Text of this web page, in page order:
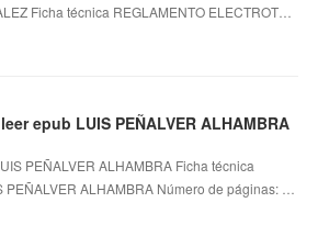
Ficha técnica REGLAMENTO ELECTROT…
epub LUIS PEÑALVER ALHAMBRA
PEÑALVER ALHAMBRA Ficha técnica
PEÑALVER ALHAMBRA Número de páginas: …